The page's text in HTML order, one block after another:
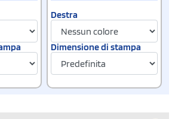
Destra
Dimensione di stampa